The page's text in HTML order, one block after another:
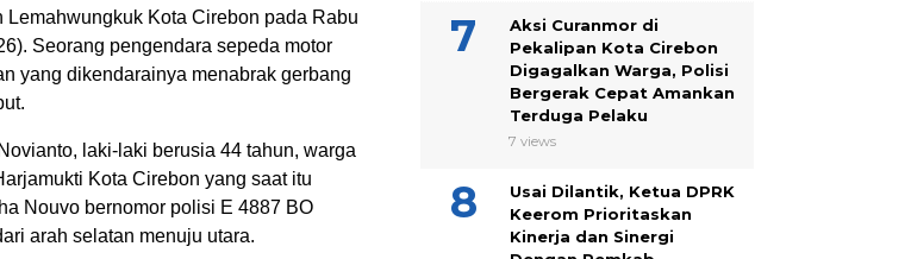
Kota Cirebon pada Rabu
Seorang pengendara sepeda motor
yang dikendarainya menabrak gerbang
laki-laki berusia 44 tahun, warga
Kota Cirebon yang saat itu
Nouvo bernomor polisi E 4887 BO
arah selatan menuju utara.
Aksi Curanmor di
Pekalipan Kota Cirebon
Digagalkan Warga, Polisi
Bergerak Cepat Amankan
Terduga Pelaku
7 views
Usai Dilantik, Ketua DPRK
Keerom Prioritaskan
Kinerja dan Sinergi